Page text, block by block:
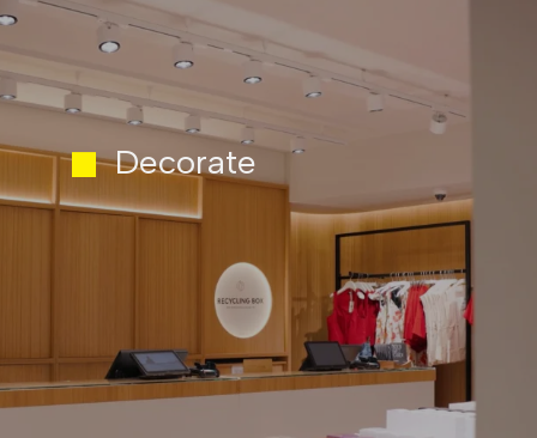
Decorate